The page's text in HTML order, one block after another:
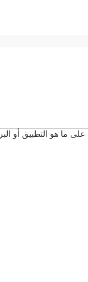
ما هو التطبيق أو